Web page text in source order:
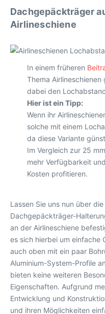
Dachgepäckträger
Airlineschiene
In einem früheren
Thema
dabei den
Hier ist ein Tipp:
Wenn ihr
solche mit einem
da diese Variante
Im Vergleich zur 25
mehr Verfügbarkeit
Kosten profitieren.
Lassen Sie uns nun über
Dachgepäckträger-
an der Airlineschiene
es sich hierbei um einfache
auch oben mit ein paar
Aluminium-System-Profile
bieten keine weiteren
Eigenschaften. Aufgrund
Entwicklung und
und ihren Möglichkeiten